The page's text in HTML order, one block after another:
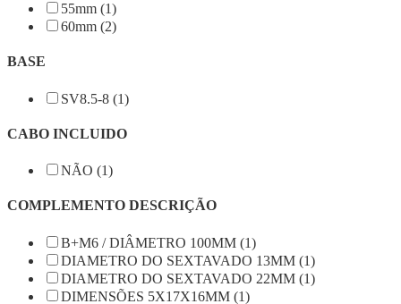
55mm (1)
60mm (2)
BASE
SV8.5-8 (1)
CABO INCLUIDO
NÃO (1)
COMPLEMENTO DESCRIÇÃO
B+M6 / DIÂMETRO 100MM (1)
DIAMETRO DO SEXTAVADO 13MM (1)
DIAMETRO DO SEXTAVADO 22MM (1)
DIMENSÕES 5X17X16MM (1)